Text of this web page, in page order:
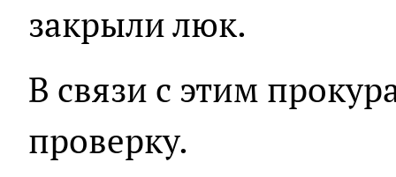
закрыли люк.
В связи с этим
проверку.